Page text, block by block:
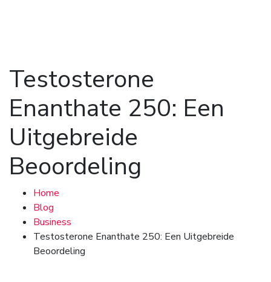
Testosterone
Enanthate 250: Een
Uitgebreide
Beoordeling
Home
Blog
Business
Testosterone Enanthate 250: Een Uitgebreide
Beoordeling